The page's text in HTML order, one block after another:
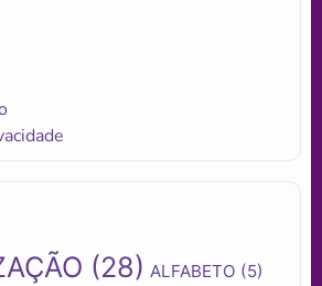
(28) ALFABETO (5)